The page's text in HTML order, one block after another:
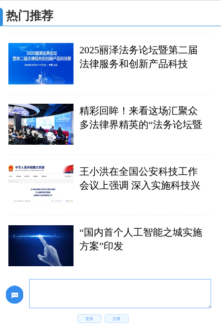
热门推荐
2025丽泽法务论坛暨第二届
法律服务和创新产品科技
精彩回眸！来看这场汇聚众
多法律界精英的“法务论坛暨
王小洪在全国公安科技工作
会议上强调 深入实施科技兴
“国内首个人工智能之城实施
方案”印发
登录 注册